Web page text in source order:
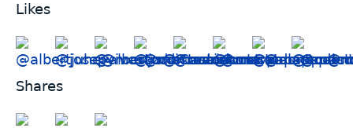
Likes
Shares